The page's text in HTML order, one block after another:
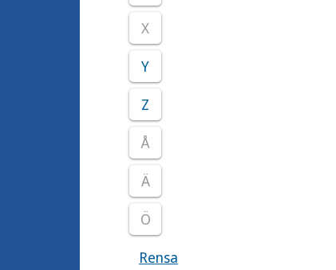
X
Y
Z
Å
Ä
Ö
Rensa